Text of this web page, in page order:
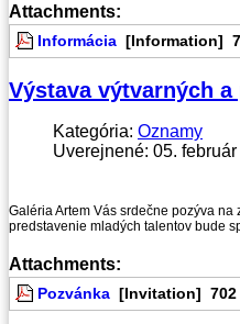
Attachments:
Informácia [Information]
Výstava výtvarných
Kategória: Oznamy
Uverejnené: 05.
Galéria Artem Vás srdečne pozýva
predstavenie mladých talentov bude
Attachments:
Pozvánka [Invitation]